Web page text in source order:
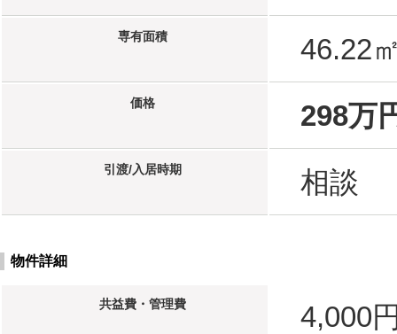
専有面積 46.22
価格 298万
引渡/入居時期 相談
物件詳細
共益費・管理費 4,000